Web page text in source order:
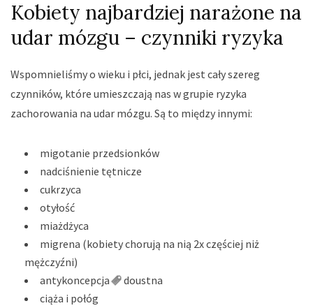
Kobiety najbardziej narażone na
udar mózgu – czynniki ryzyka
Wspomnieliśmy o wieku i płci, jednak jest cały szereg
czynników, które umieszczają nas w grupie ryzyka
zachorowania na udar mózgu. Są to między innymi:
migotanie przedsionków
nadciśnienie tętnicze
cukrzyca
otyłość
miażdżyca
migrena (kobiety chorują na nią 2x częściej niż
mężczyźni)
antykoncepcja
doustna
ciąża i połóg